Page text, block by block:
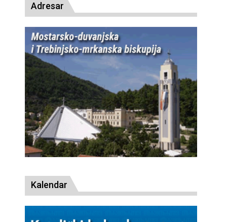
Adresar
Kalendar